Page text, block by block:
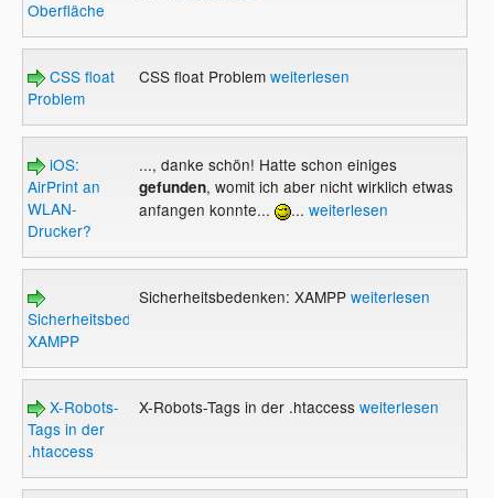
Oberfläche
CSS float
Problem
CSS float Problem weiterlesen
iOS:
AirPrint an
WLAN-
Drucker?
..., danke schön! Hatte schon einiges
gefunden, womit ich aber nicht wirklich etwas
anfangen konnte...
... weiterlesen
Sicherheitsbedenken:
XAMPP
Sicherheitsbedenken: XAMPP weiterlesen
X-Robots-
Tags in der
.htaccess
X-Robots-Tags in der .htaccess weiterlesen